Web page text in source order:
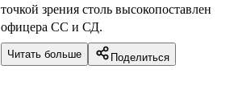
точкой зрения столь
офицера СС и СД.
Читать больше Поделиться